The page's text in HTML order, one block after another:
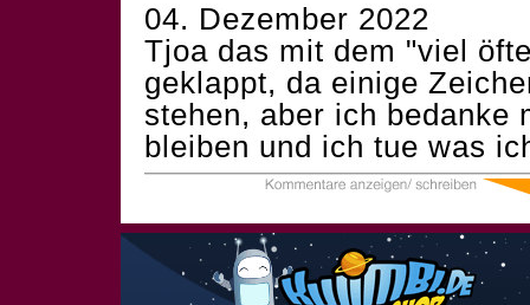
04. Dezember 2022
Tjoa das mit dem "viel
geklappt, da einige
stehen, aber ich bedanke
bleiben und ich tue was